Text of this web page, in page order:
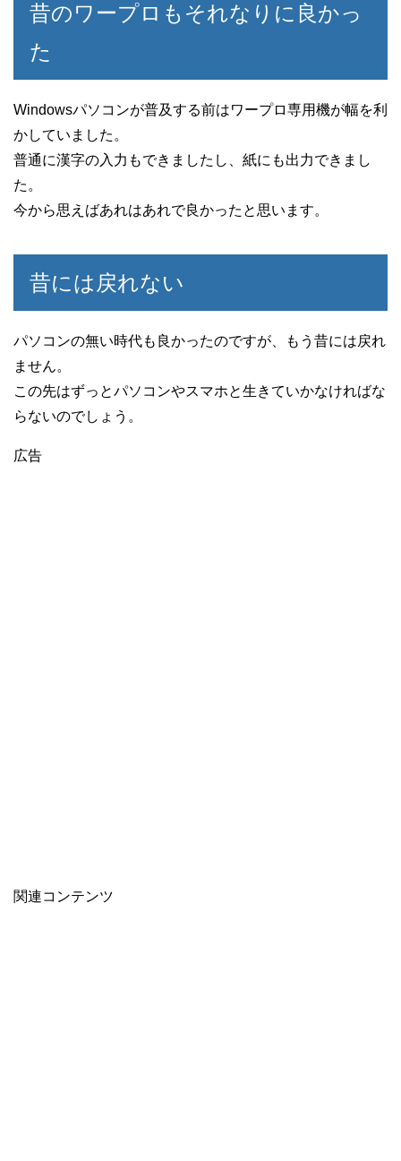
昔のワープロもそれなりに良かっ
た
Windowsパソコンが普及する前はワープロ専用機が幅を利
かしていました。
普通に漢字の入力もできましたし、紙にも出力できまし
た。
今から思えばあれはあれで良かったと思います。
昔には戻れない
パソコンの無い時代も良かったのですが、もう昔には戻れ
ません。
この先はずっとパソコンやスマホと生きていかなければな
らないのでしょう。
広告
関連コンテンツ